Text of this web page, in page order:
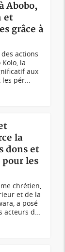
Abobo,
et
grâce à
actions
la
aux
pér...
la
dons et
les
chrétien,
et de la
a posé
acteurs d...